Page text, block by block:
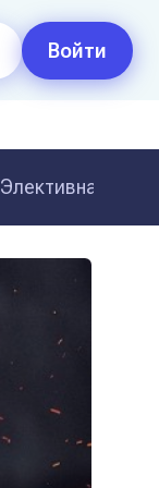
Войти
Элективная